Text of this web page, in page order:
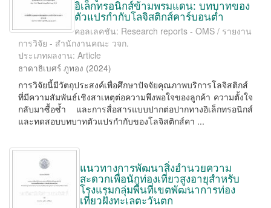
อิเล็กทรอนิกส์ข้ามพรมแดน: บทบาทของ
ตัวแปรกำกับโลจิสติกส์คาร์บอนต่ำ
คอลเลคชัน: Research reports - OMS / รายงาน
การวิจัย - สำนักงานคณะ วจก.
ประเภทผลงาน: Article
ธาดาธิเบศร์ ภูทอง (2024)
การวิจัยนี้มีวัตถุประสงค์เพื่อศึกษาปัจจัยคุณภาพบริการโลจิสติกส์
ที่มีความสัมพันธ์เชิงสาเหตุต่อความพึงพอใจของลูกค้า ความตั้งใจ
กลับมาซื้อซ้ำ และการสื่อสารแบบปากต่อปากทางอิเล็กทรอนิกส์
และทดสอบบทบาทตัวแปรกำกับของโลจิสติกส์คา ...
แนวทางการพัฒนาสิ่งอำนวยความ
สะดวกเพื่อนักท่องเที่ยวสูงอายุสำหรับ
โรงแรมกลุ่มพื้นที่เขตพัฒนาการท่อง
เที่ยวฝั่งทะเลตะวันตก